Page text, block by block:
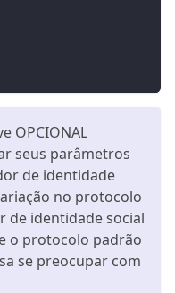
OPCIONAL
seus parâmetros
de identidade
no protocolo
de identidade social
o protocolo padrão
se preocupar com